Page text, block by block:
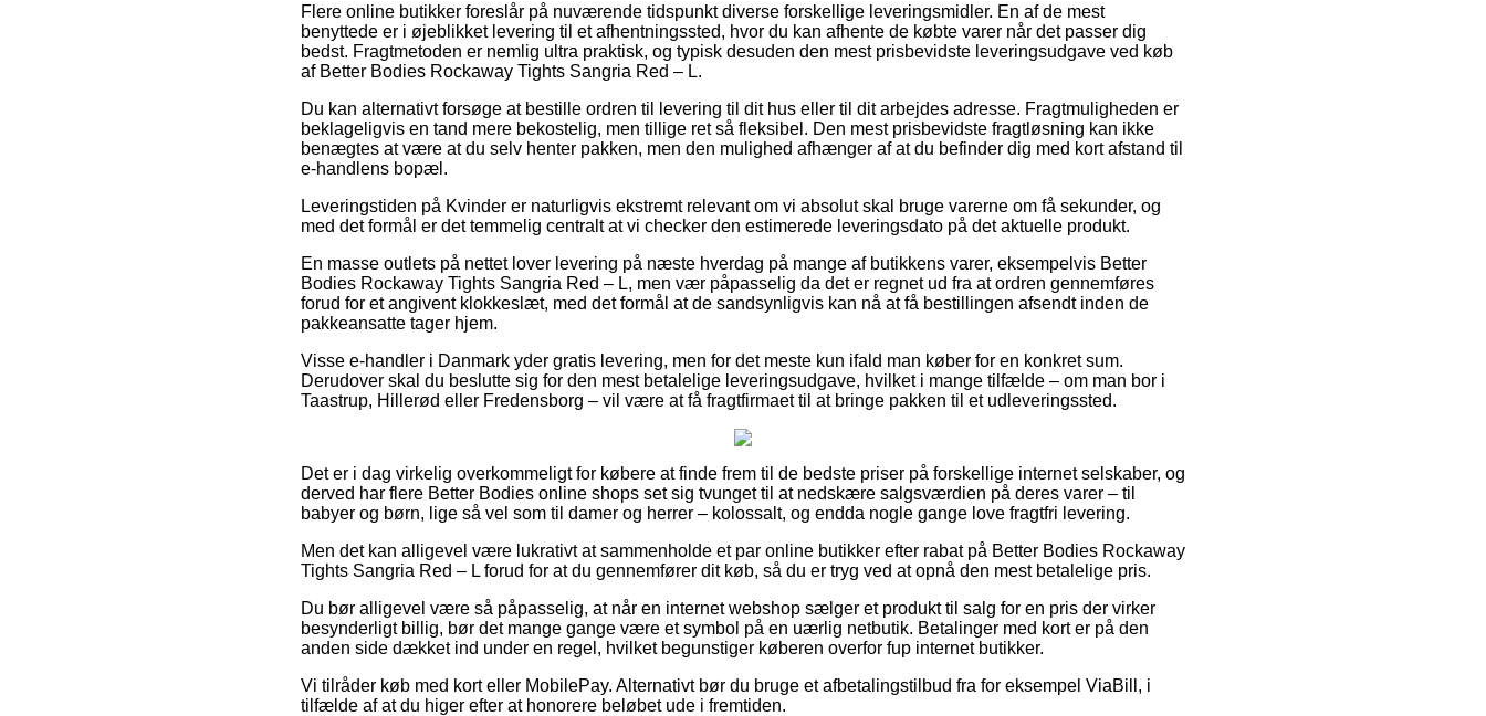
Flere online butikker foreslår på nuværende tidspunkt diverse forskellige leveringsmidler. En af de mest
benyttede er i øjeblikket levering til et afhentningssted, hvor du kan afhente de købte varer når det passer dig
bedst. Fragtmetoden er nemlig ultra praktisk, og typisk desuden den mest prisbevidste leveringsudgave ved køb
af Better Bodies Rockaway Tights Sangria Red – L.
Du kan alternativt forsøge at bestille ordren til levering til dit hus eller til dit arbejdes adresse. Fragtmuligheden er
beklageligvis en tand mere bekostelig, men tillige ret så fleksibel. Den mest prisbevidste fragtløsning kan ikke
benægtes at være at du selv henter pakken, men den mulighed afhænger af at du befinder dig med kort afstand til
e-handlens bopæl.
Leveringstiden på Kvinder er naturligvis ekstremt relevant om vi absolut skal bruge varerne om få sekunder, og
med det formål er det temmelig centralt at vi checker den estimerede leveringsdato på det aktuelle produkt.
En masse outlets på nettet lover levering på næste hverdag på mange af butikkens varer, eksempelvis Better
Bodies Rockaway Tights Sangria Red – L, men vær påpasselig da det er regnet ud fra at ordren gennemføres
forud for et angivent klokkeslæt, med det formål at de sandsynligvis kan nå at få bestillingen afsendt inden de
pakkeansatte tager hjem.
Visse e-handler i Danmark yder gratis levering, men for det meste kun ifald man køber for en konkret sum.
Derudover skal du beslutte sig for den mest betalelige leveringsudgave, hvilket i mange tilfælde – om man bor i
Taastrup, Hillerød eller Fredensborg – vil være at få fragtfirmaet til at bringe pakken til et udleveringssted.
Det er i dag virkelig overkommeligt for købere at finde frem til de bedste priser på forskellige internet selskaber, og
derved har flere Better Bodies online shops set sig tvunget til at nedskære salgsværdien på deres varer – til
babyer og børn, lige så vel som til damer og herrer – kolossalt, og endda nogle gange love fragtfri levering.
Men det kan alligevel være lukrativt at sammenholde et par online butikker efter rabat på Better Bodies Rockaway
Tights Sangria Red – L forud for at du gennemfører dit køb, så du er tryg ved at opnå den mest betalelige pris.
Du bør alligevel være så påpasselig, at når en internet webshop sælger et produkt til salg for en pris der virker
besynderligt billig, bør det mange gange være et symbol på en uærlig netbutik. Betalinger med kort er på den
anden side dækket ind under en regel, hvilket begunstiger køberen overfor fup internet butikker.
Vi tilråder køb med kort eller MobilePay. Alternativt bør du bruge et afbetalingstilbud fra for eksempel ViaBill, i
tilfælde af at du higer efter at honorere beløbet ude i fremtiden.